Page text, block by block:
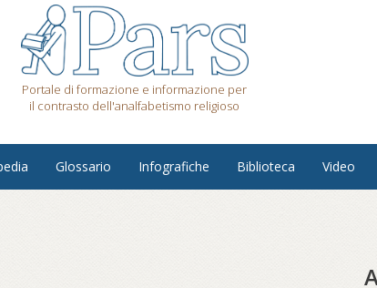
Portale di formazione e informazione per
il contrasto dell'analfabetismo religioso
Glossario Infografiche Biblioteca Video